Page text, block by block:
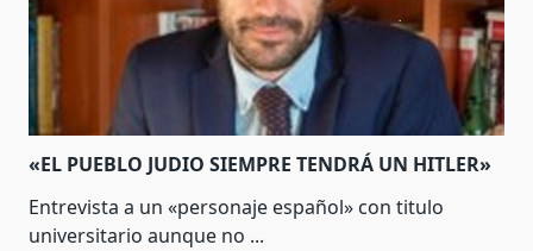
«EL PUEBLO JUDIO SIEMPRE TENDRÁ UN HITLER»
Entrevista a un «personaje español» con titulo
universitario aunque no ...